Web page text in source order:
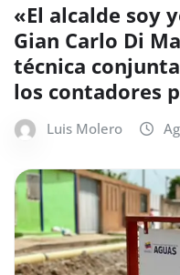
«El alcalde soy
Gian Carlo Di
técnica
los contadores
Luis Molero